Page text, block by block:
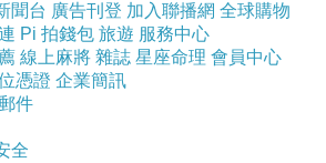
聞台 廣告刊登 加入聯播網 全球購物
Pi 拍錢包 旅遊 服務中心
線上麻將 雜誌 星座命理 會員中心
憑證 企業簡訊
件
全